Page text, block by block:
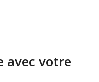
avec votre